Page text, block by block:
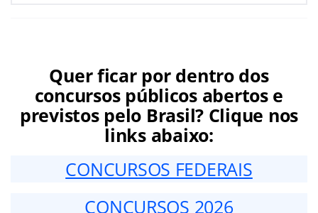
Quer ficar por dentro dos
concursos públicos abertos e
previstos pelo Brasil? Clique nos
links abaixo:
CONCURSOS FEDERAIS
CONCURSOS 2026